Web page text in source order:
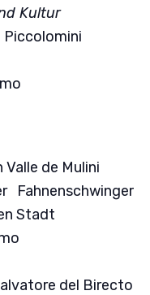
Kultur
Piccolomini
de Mulini
Fahnenschwinger
Stadt
del Birecto